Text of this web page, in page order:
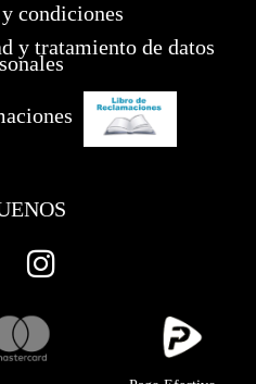
condiciones
y tratamiento de datos